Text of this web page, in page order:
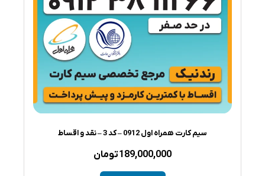
سیم کارت همراه اول 0912 – کد 3 – نقد و اقساط
189,000,000تومان